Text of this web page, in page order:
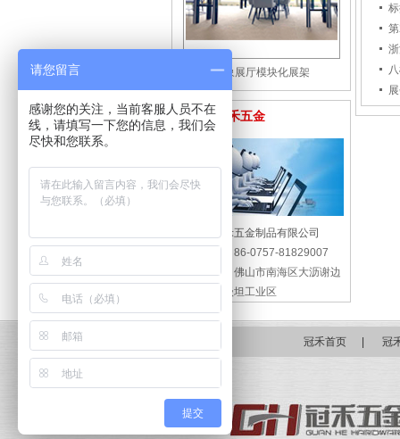
形象展厅模块化展架
联系冠禾五金
佛山市冠禾五金制品有限公司
86-0757-81829007
公司地址： 佛山市南海区大沥谢边
东义村二级坦工业区
冠禾首页 冠
请您留言
感谢您的关注，当前客服人员不在
线，请填写一下您的信息，我们会
尽快和您联系。
提交